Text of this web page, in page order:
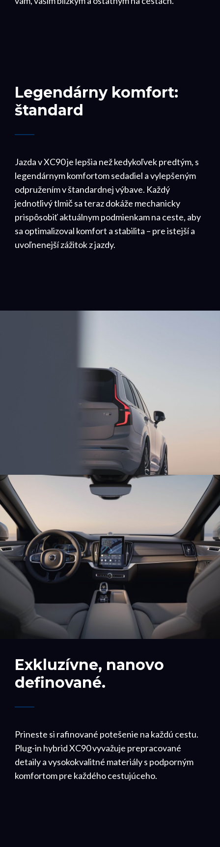
Legendárny komfort:
štandard
Jazda v XC90 je lepšia než kedykoľvek predtým, s
legendárnym komfortom sedadiel a vylepšeným
odpružením v štandardnej výbave. Každý
jednotlivý tlmič sa teraz dokáže mechanicky
prispôsobiť aktuálnym podmienkam na ceste, aby
sa optimalizoval komfort a stabilita – pre istejší a
uvoľnenejší zážitok z jazdy.
Exkluzívne, nanovo
definované.
Prineste si rafinované potešenie na každú cestu.
Plug-in hybrid XC90 vyvažuje prepracované
detaily a vysokokvalitné materiály s podporným
komfortom pre každého cestujúceho.